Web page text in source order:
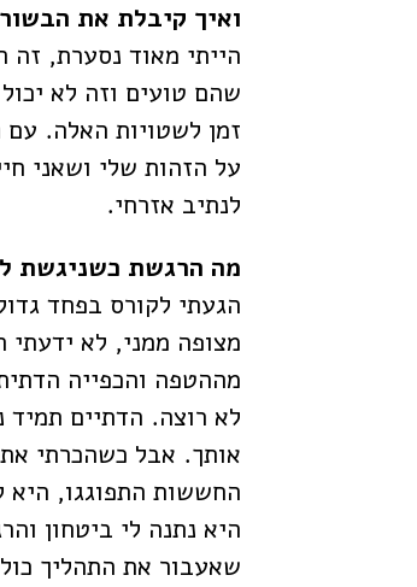
ואיך קיבלת את
הייתי מאוד נסערת, זה
שהם טועים וזה לא
זמן לשטויות האלה.
על הזהות שלי ושאני
לנתיב אזרחי.
מה הרגשת כשניגשת
הגעתי לקורס בפחד
מצופה ממני, לא
מההטפה והכפייה
לא רוצה. הדתיים תמיד
אותך. אבל כשהכרתי
החששות התפוגגו, היא
היא נתנה לי ביטחון
שאעבור את התהליך